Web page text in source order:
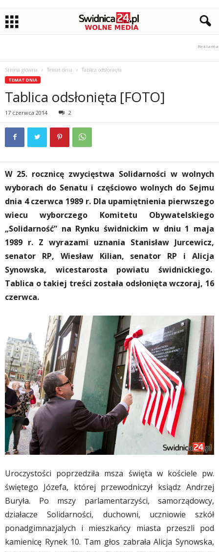
Strona główna Temat dnia Tablica odsłonięta
TEMAT DNIA
Tablica odsłonięta [FOTO]
17 czerwca 2014 2
W 25. rocznicę zwycięstwa Solidarności w wolnych
wyborach do Senatu i częściowo wolnych do Sejmu
dnia 4 czerwca 1989 r. Dla upamiętnienia pierwszego
wiecu wyborczego Komitetu Obywatelskiego
„Solidarność” na Rynku świdnickim w dniu 1 maja
1989 r. Z wyrazami uznania Stanisław Jurcewicz,
senator RP, Wiesław Kilian, senator RP i Alicja
Synowska, wicestarosta powiatu świdnickiego.
Tablica o takiej treści została odsłonięta wczoraj, 16
czerwca.
Uroczystości poprzedziła msza święta w kościele pw.
świętego Józefa, której przewodniczył ksiądz Andrzej
Buryła. Po mszy parlamentarzyści, samorządowcy,
działacze Solidarności, duchowni, uczniowie szkół
ponadgimnazjalych i mieszkańcy miasta przeszli pod
kamienicę Rynek 10. Tam głos zabrała Alicja Synowska,